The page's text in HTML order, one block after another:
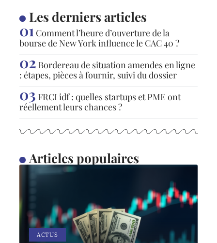
Les derniers articles
Comment l’heure d’ouverture de la
bourse de New York influence le CAC 40 ?
Bordereau de situation amendes en ligne
: étapes, pièces à fournir, suivi du dossier
FRCI idf : quelles startups et PME ont
réellement leurs chances ?
Articles populaires
ACTUS